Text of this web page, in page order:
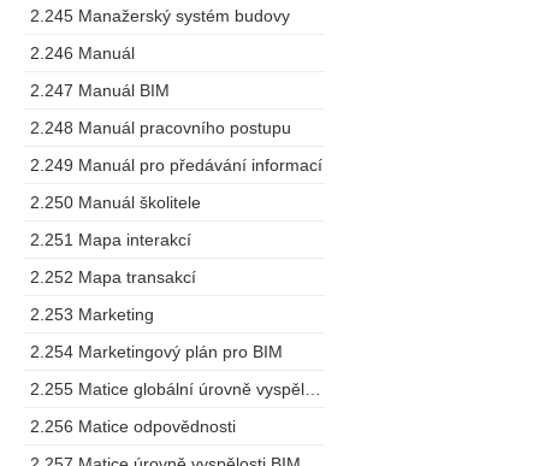
2.245 Manažerský systém budovy
2.246 Manuál
2.247 Manuál BIM
2.248 Manuál pracovního postupu
2.249 Manuál pro předávání informací
2.250 Manuál školitele
2.251 Mapa interakcí
2.252 Mapa transakcí
2.253 Marketing
2.254 Marketingový plán pro BIM
2.256 Matice odpovědnosti